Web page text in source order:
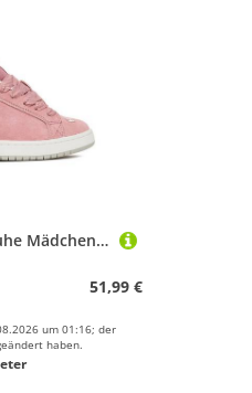
DC Shoes DC Schuhe Mädchen-Sneakers Pink V5-10116K Sneaker
51,99 €
um 01:16; der
haben.